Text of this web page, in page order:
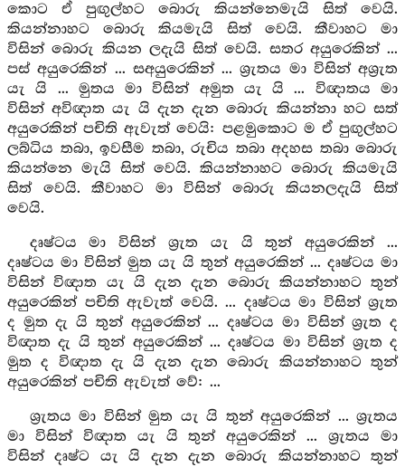
කොට ඒ පුඟුල්හට බොරු කියන්නෙමැයි සිත් වෙයි.
කියන්නාහට බොරු කියමැයි සිත් වෙයි. කීවාහට මා
විසින් බොරු කියන ලදැයි සිත් වෙයි. සතර අයුරෙකින් ...
පස් අයුරෙකින් ... සඅයුරෙකින් ... ශ්‍රැතය මා විසින් අශ්‍රැත
යැ යි ... මුතය මා විසින් අමුත යැ යි ... විඥාතය මා
විසින් අවිඥාත යැ යි දැන දැන බොරු කියන්නා හට සත්
අයුරෙකින් පචිති ඇවැත් වෙයි: පළමුකොට ම ඒ පුඟුල්හට
ලබ්ධිය තබා, ඉවසීම තබා, රුචිය තබා අදහස තබා බොරු
කියන්නෙ මැයි සිත් වෙයි. කියන්නාහට බොරු කියමැයි
සිත් වෙයි. කීවාහට මා විසින් බොරු කියනලදැයි සිත්
වෙයි.
දෘෂ්ටය මා විසින් ශ්‍රැත යැ යි තුන් අයුරෙකින් ...
දෘෂ්ටය මා විසින් මුත යැ යි තුන් අයුරෙකින් ... දෘෂ්ටය මා
විසින් විඥාත යැ යි දැන දැන බොරු කියන්නාහට තුන්
අයුරෙකින් පචිති ඇවැත් වෙයි. ... දෘෂ්ටය මා විසින් ශ්‍රැත
ද මුත දැ යි තුන් අයුරෙකින් ... දෘෂ්ටය මා විසින් ශ්‍රැත ද
විඥාත දැ යි තුන් අයුරෙකින් ... දෘෂ්ටය මා විසින් ශ්‍රැත ද
මුත ද විඥාත දැ යි දැන දැන බොරු කියන්නාහට තුන්
අයුරෙකින් පචිති ඇවැත් වේ: ...
ශ්‍රැතය මා විසින් මුත යැ යි තුන් අයුරෙකින් ... ශ්‍රැතය
මා විසින් විඥාත යැ යි තුන් අයුරෙකින් ... ශ්‍රැතය මා
විසින් දෘෂ්ට යැ යි දැන දැන බොරු කියන්නාහට තුන්